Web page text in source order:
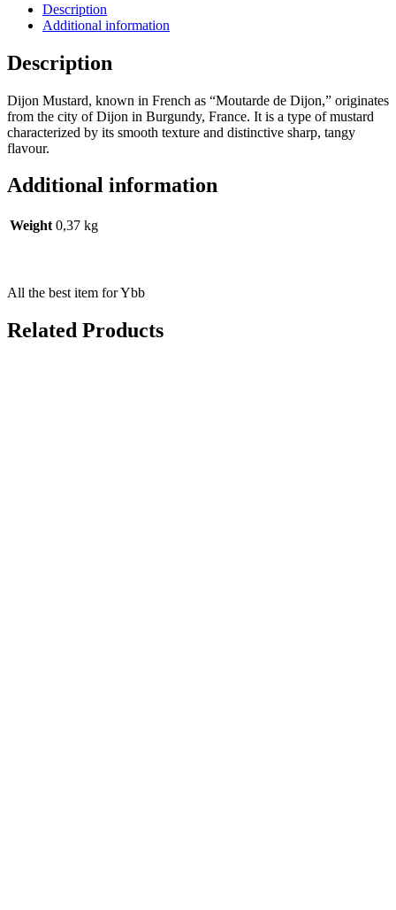
Description
Additional information
Description
Dijon Mustard, known in French as “Moutarde de Dijon,” originates
from the city of Dijon in Burgundy, France. It is a type of mustard
characterized by its smooth texture and distinctive sharp, tangy
flavour.
Additional information
Weight 0,37 kg
All the best item for Ybb
Related Products